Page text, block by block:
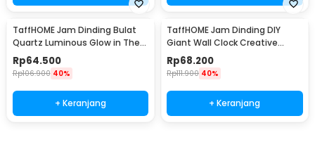
TaffHOME Jam Dinding Bulat
Quartz Luminous Glow in The
Dark 30cm MDB3
Rp64.500
Rp106.900 40%
+ Keranjang
TaffHOME Jam Dinding DIY
Giant Wall Clock Creative
Design - S031
Rp68.200
Rp111.900 40%
+ Keranjang